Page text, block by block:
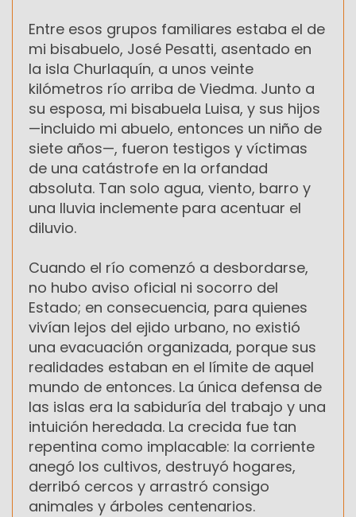
Entre esos grupos familiares estaba el de
mi bisabuelo, José Pesatti, asentado en
la isla Churlaquín, a unos veinte
kilómetros río arriba de Viedma. Junto a
su esposa, mi bisabuela Luisa, y sus hijos
—incluido mi abuelo, entonces un niño de
siete años—, fueron testigos y víctimas
de una catástrofe en la orfandad
absoluta. Tan solo agua, viento, barro y
una lluvia inclemente para acentuar el
diluvio.
Cuando el río comenzó a desbordarse,
no hubo aviso oficial ni socorro del
Estado; en consecuencia, para quienes
vivían lejos del ejido urbano, no existió
una evacuación organizada, porque sus
realidades estaban en el límite de aquel
mundo de entonces. La única defensa de
las islas era la sabiduría del trabajo y una
intuición heredada. La crecida fue tan
repentina como implacable: la corriente
anegó los cultivos, destruyó hogares,
derribó cercos y arrastró consigo
animales y árboles centenarios.